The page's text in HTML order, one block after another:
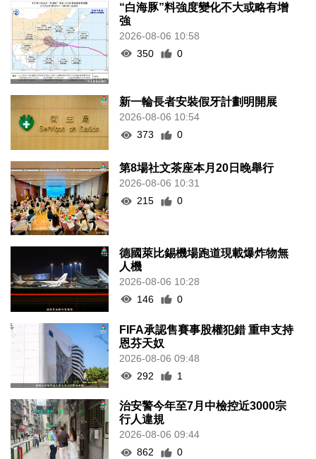
“白海豚”料強度變化不大或略有增
強
2026-08-06 10:58
350
0
新一輪長者安裝假牙計劃明開展
2026-08-06 10:54
373
0
第8場社文茶座本月20日晚舉行
2026-08-06 10:31
215
0
德國萊比錫機場跑道現載爆炸物無
人機
2026-08-06 10:28
146
0
FIFA承認售賽事股權犯錯 重申支持
恩芬天奴
2026-08-06 09:48
292
1
治安警今年至7月中檢控近3000宗
行人違規
2026-08-06 09:44
862
0